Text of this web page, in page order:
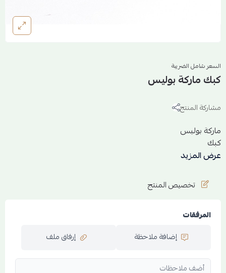
السعر شامل الضريبة
كبك ماركة بوليس
مشاركة المنتج
ماركة بوليس
كبك
عرض المزيد
تخصيص المنتج
المرفقات
إضافة ملاحظة
إرفاق ملف